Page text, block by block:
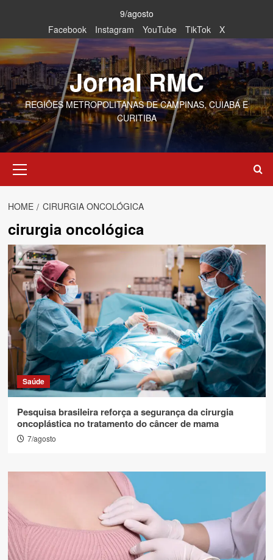
content
9/agosto
Facebook
Instagram YouTube TikTok X
Jornal RMC
REGIÕES METROPOLITANAS DE CAMPINAS, CUIABÁ E
CURITIBA
Menu
HOME CIRURGIA ONCOLÓGICA
cirurgia oncológica
Saúde
Pesquisa brasileira reforça a segurança da cirurgia
oncoplástica no tratamento do câncer de mama
7/agosto